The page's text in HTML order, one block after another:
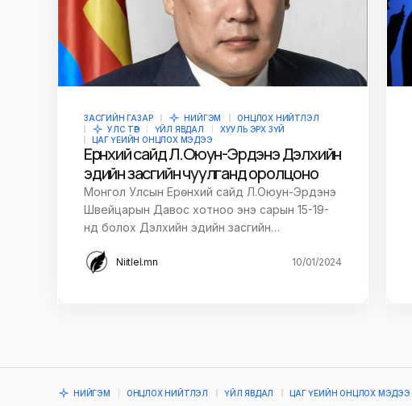
ЗАСГИЙН ГАЗАР НИЙГЭМ
ОНЦЛОХ НИЙТЛЭЛ
УЛС ТӨР
ҮЙЛ ЯВДАЛ
ХУУЛЬ ЭРХ ЗҮЙ
ЦАГ ҮЕИЙН ОНЦЛОХ МЭДЭЭ
Ерөнхий сайд Л.Оюун-Эрдэнэ Дэлхийн
эдийн засгийн чуулганд оролцоно
Монгол Улсын Ерөнхий сайд Л.Оюун-Эрдэнэ
Швейцарын Давос хотноо энэ сарын 15-19-
нд болох Дэлхийн эдийн засгийн…
Niitlel.mn 10/01/2024
НИЙГЭМ ОНЦЛОХ НИЙТЛЭЛ ҮЙЛ ЯВДАЛ ЦАГ ҮЕИЙН ОНЦЛОХ МЭДЭЭ